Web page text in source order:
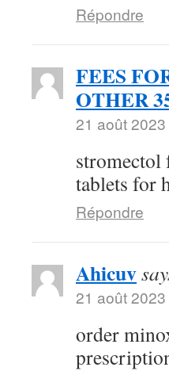
Répondre
FEES
OTHER
21 août
stromectol
tablets for
Répondre
Ahicuv
21 août
order